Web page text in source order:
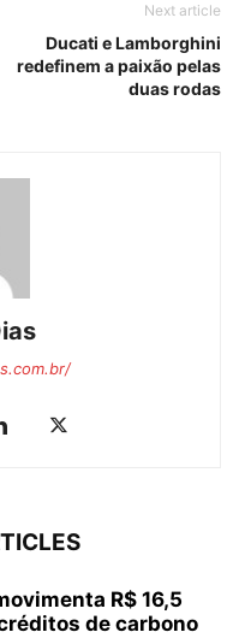
Next article
Ducati e Lamborghini
redefinem a paixão pelas
duas rodas
R$ 16,5
de carbono